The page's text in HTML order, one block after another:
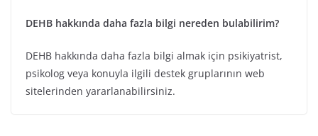
DEHB hakkında daha fazla bilgi nereden bulabilirim?
DEHB hakkında daha fazla bilgi almak için psikiyatrist,
psikolog veya konuyla ilgili destek gruplarının web
sitelerinden yararlanabilirsiniz.